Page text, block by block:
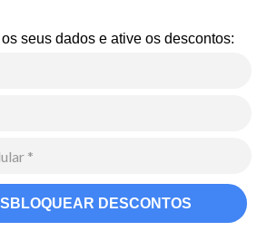
seus dados e ative os descontos:
DESCONTOS
quentinha para o inverno em